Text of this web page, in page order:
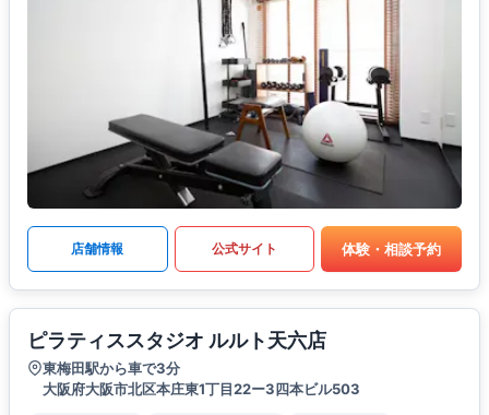
店舗情報 公式サイト 体験・相談予約
ピラティススタジオ ルルト天六店
東梅田駅から車で3分
大阪府大阪市北区本庄東1丁目22ー3四本ビル503